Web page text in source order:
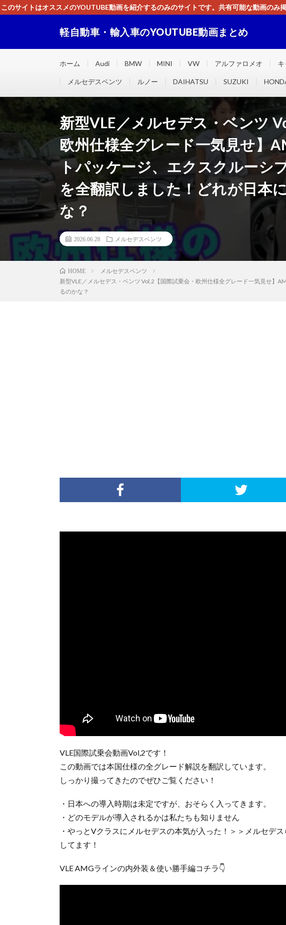
このサイトはオススメのYOUTUBE動画を紹介するのみのサイトです。共有可能な動画の
軽自動車・輸入車のYOUTUBE動画まとめ
ホーム Audi BMW MINI VW アルファロメオ
メルセデスベンツ ルノー DAIHATSU SUZUKI
新型VLE／メルセデス・ベンツ
欧州仕様全グレード一気見せ】
トパッケージ、エクスクルーシ
を全翻訳しました！どれが日本
な？
2026.06.28 メルセデスベンツ
HOME
メルセデスベンツ
新型VLE／メルセデス・ベンツ Vol,2【国際試乗会・欧州仕様全グレード一気見せ】
るのかな？
VLE国際試乗会動画Vol,2です！
この動画では本国仕様の全グレード解説を翻訳しています。
しっかり撮ってきたのでぜひご覧ください！
・日本への導入時期は未定ですが、おそらく入ってきます。
・どのモデルが導入されるかは私たちも知りません
・やっとVクラスにメルセデスの本気が入った！＞＞メルセデ
してます！
VLE AMGラインの内外装＆使い勝手編コチラ👇